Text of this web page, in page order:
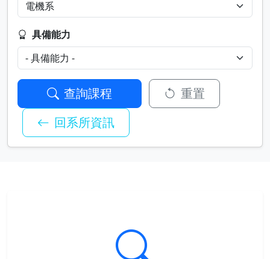
具備能力
查詢課程
重置
回系所資訊